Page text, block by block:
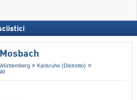
Karlsruhe (Distretto)